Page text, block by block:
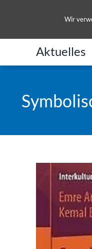
Aktuelles
Larger
Image
Wir